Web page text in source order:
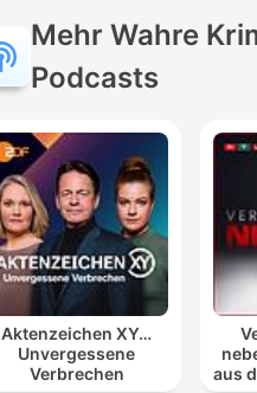
Mehr Wahre
Podcasts
Aktenzeichen XY…
Unvergessene
Verbrechen
aus